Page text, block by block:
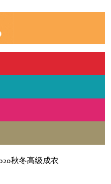
秋冬高级成衣